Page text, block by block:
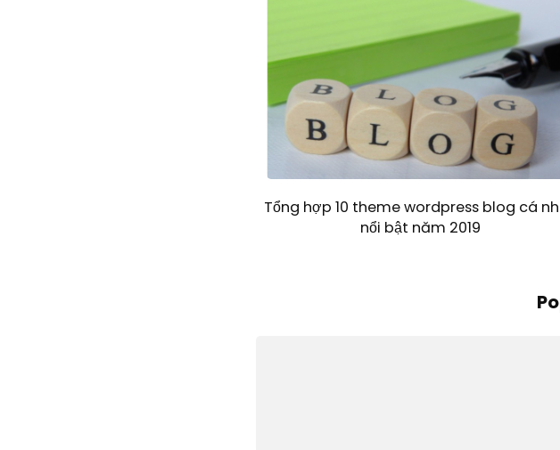
Tổng hợp 10 theme wordpress blog cá
nổi bật năm 2019